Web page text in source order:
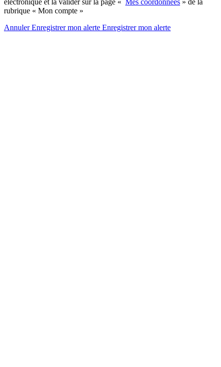
électronique et la valider sur la page « Mes coordonnées » de la
rubrique « Mon compte »
AnnulerEnregistrer mon alerte Enregistrermon alerte